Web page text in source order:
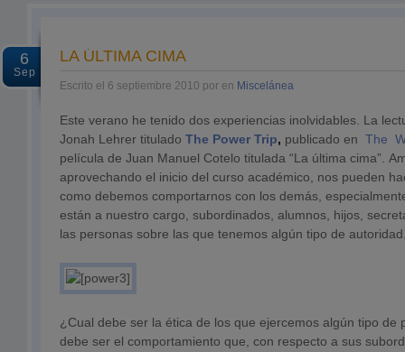
6
Sep
LA ÚLTIMA CIMA
Escrito el 6 septiembre 2010 por en Miscelánea
Este verano he tenido dos experiencias inolvidables. La
Jonah Lehrer titulado The Power Trip, publicado en The
película de Juan Manuel Cotelo titulada “La última cima”.
aprovechando el inicio del curso académico, nos pueden
como debemos comportarnos con los demás,
están a nuestro cargo, subordinados, alumnos, hijos,
las personas sobre las que tenemos algún tipo de
¿Cual debe ser la ética de los que ejercemos algún tipo de
debe ser el comportamiento que, con respecto a sus